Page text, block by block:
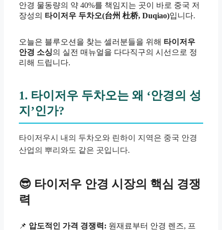
안경 물동량의 약 40%를 책임지는 곳이 바로 중국 저
장성의 타이저우 두차오(台州 杜桥, Duqiao)입니다.
오늘은 블루오션을 찾는 셀러분들을 위해 타이저우
안경 소싱의 실전 매뉴얼을 다다직구의 시선으로 정
리해 드립니다.
1. 타이저우 두차오는 왜 ‘안경의 성
지’인가?
타이저우시 내의 두차오와 린하이 지역은 중국 안경
산업의 뿌리와도 같은 곳입니다.
😎 타이저우 안경 시장의 핵심 경쟁
력
📌 압도적인 가격 경쟁력: 원재료부터 안경 렌즈, 프